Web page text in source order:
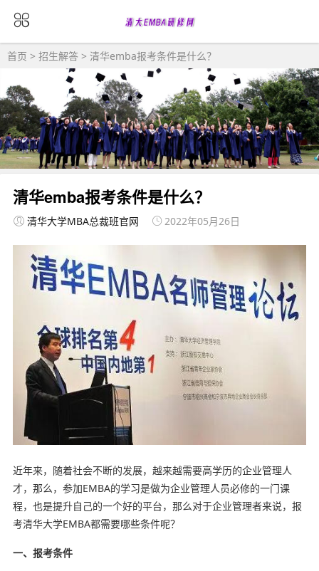
首页 > 招生解答 > 清华emba报考条件是什么？
清华emba报考条件是什么？
清华大学MBA总裁班官网 2022年05月26日
近年来，随着社会不断的发展，越来越需要高学历的企业管理人
才，那么，参加EMBA的学习是做为企业管理人员必修的一门课
程，也是提升自己的一个好的平台，那么对于企业管理者来说，报
考清华大学EMBA都需要哪些条件呢？
一、报考条件